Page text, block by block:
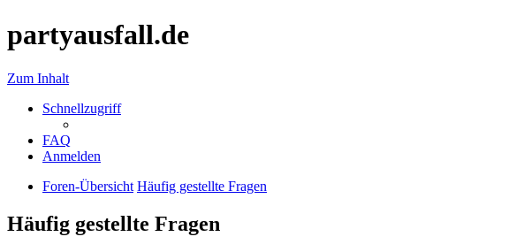
partyausfall.de
Zum Inhalt
Schnellzugriff
FAQ
Anmelden
Foren-Übersicht Häufig gestellte Fragen
Häufig gestellte Fragen